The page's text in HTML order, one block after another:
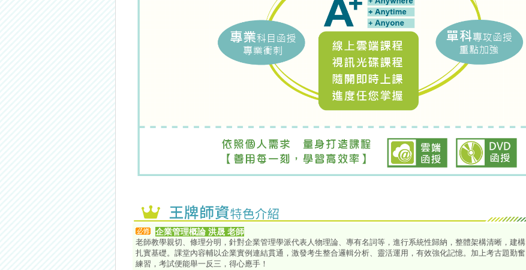
企業管理概論 洪晟 老師
老師教學親切、條理分明，針對企業管理學派代表人物理論、專有名詞等，進行系統性歸納，整體架構清晰，建構
扎實基礎。課堂內容輔以企業實例連結貫通，激發考生整合邏輯分析、靈活運用，有效強化記憶。加上考古題勤奮
練習，考試便能舉一反三，得心應手！